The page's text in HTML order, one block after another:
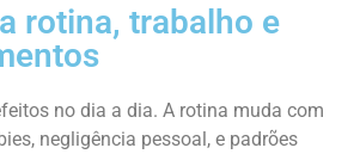
rotina, trabalho e
no dia a dia. A rotina muda com
negligência pessoal, e padrões